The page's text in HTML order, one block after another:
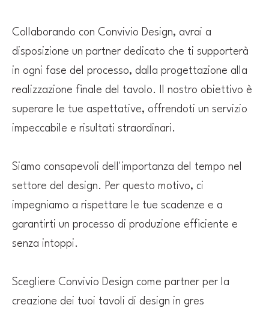
Collaborando con Convivio Design, avrai a
disposizione un partner dedicato che ti supporterà
in ogni fase del processo, dalla progettazione alla
realizzazione finale del tavolo. Il nostro obiettivo è
superare le tue aspettative, offrendoti un servizio
impeccabile e risultati straordinari.
Siamo consapevoli dell'importanza del tempo nel
settore del design. Per questo motivo, ci
impegniamo a rispettare le tue scadenze e a
garantirti un processo di produzione efficiente e
senza intoppi.
Scegliere Convivio Design come partner per la
creazione dei tuoi tavoli di design in gres